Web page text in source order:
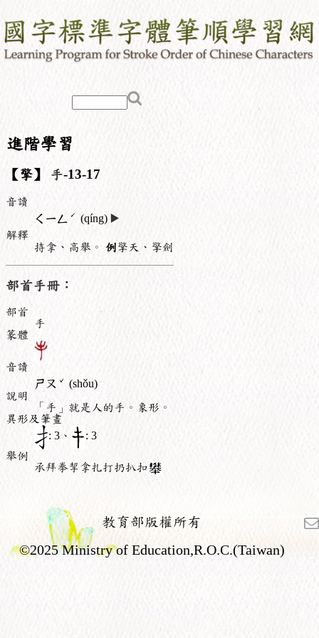
進階學習
【擎】 手-13-17
音讀
ㄑㄧㄥ ˊ (qíng) ▶️
解釋
持拿、高舉。 例擎天、擎劍
部首手冊：
部首
手
篆體
音讀
ㄕㄡ ˇ (shǒu)
說明
「手」就是人的手。象形。
異形及筆畫
: 3、
: 3
舉例
承拜拳挈拿扎打扔扒扣
教育部版權所有
©2025 Ministry of Education,R.O.C.(Taiwan)